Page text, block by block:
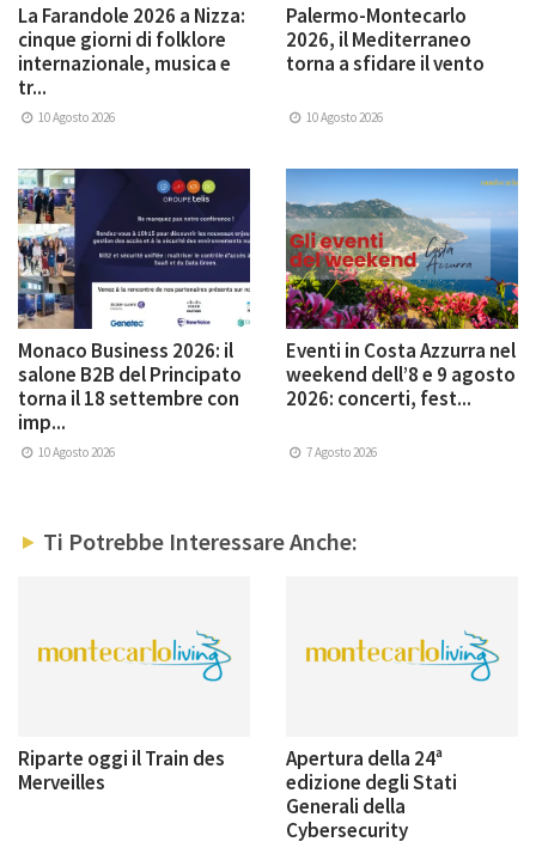
La Farandole 2026 a Nizza:
cinque giorni di folklore
internazionale, musica e
tr...
10 Agosto 2026
Palermo-Montecarlo
2026, il Mediterraneo
torna a sfidare il vento
10 Agosto 2026
Monaco Business 2026: il
salone B2B del Principato
torna il 18 settembre con
imp...
10 Agosto 2026
Eventi in Costa Azzurra nel
weekend dell’8 e 9 agosto
2026: concerti, fest...
7 Agosto 2026
Ti Potrebbe Interessare Anche:
Riparte oggi il Train des
Merveilles
Apertura della 24ª
edizione degli Stati
Generali della
Cybersecurity